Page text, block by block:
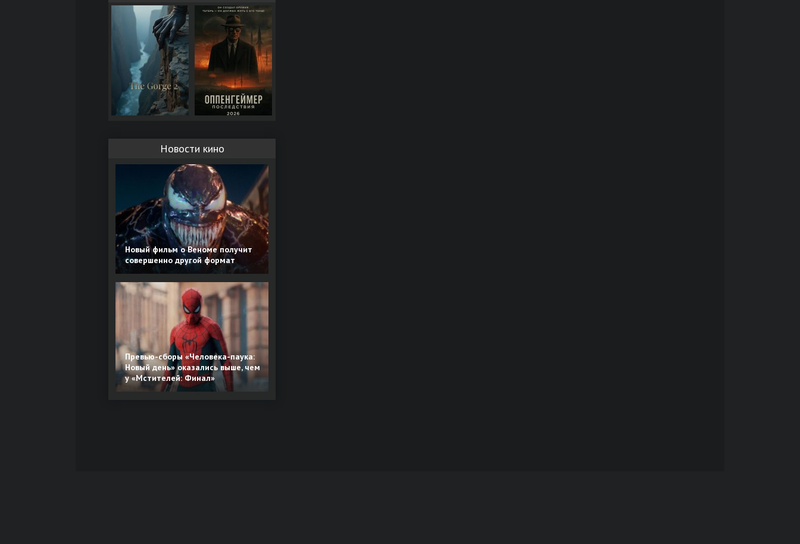
Новости кино
Новый фильм о Веноме получит
совершенно другой формат
Превью-сборы «Человека-паука:
Новый день» оказались выше, чем
у «Мстителей: Финал»